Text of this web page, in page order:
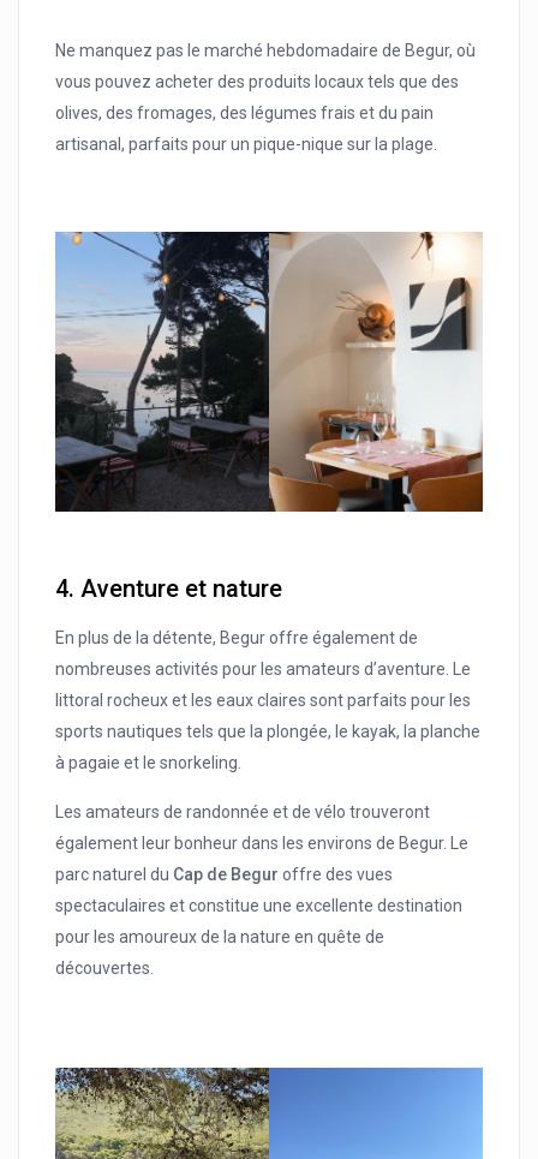
Ne manquez pas le marché hebdomadaire de Begur, où
vous pouvez acheter des produits locaux tels que des
olives, des fromages, des légumes frais et du pain
artisanal, parfaits pour un pique-nique sur la plage.
4.Aventure et nature
En plus de la détente, Begur offre également de
nombreuses activités pour les amateurs d’aventure. Le
littoral rocheux et les eaux claires sont parfaits pour les
sports nautiques tels que la plongée, le kayak, la planche
à pagaie et le snorkeling.
Les amateurs de randonnée et de vélo trouveront
également leur bonheur dans les environs de Begur. Le
parc naturel du Cap de Begur offre des vues
spectaculaires et constitue une excellente destination
pour les amoureux de la nature en quête de
découvertes.